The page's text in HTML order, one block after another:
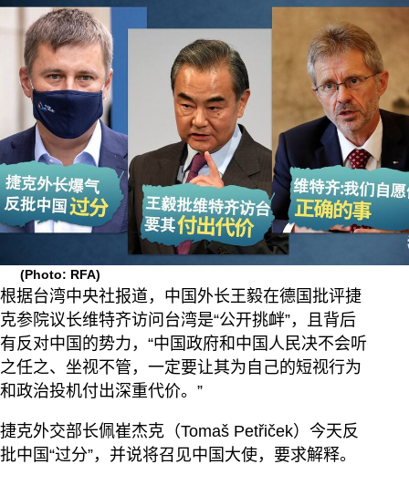
(Photo: RFA)
根据台湾中央社报道，中国外长王毅在德国批评捷
克参院议长维特齐访问台湾是“公开挑衅”，且背后
有反对中国的势力，“中国政府和中国人民决不会听
之任之、坐视不管，一定要让其为自己的短视行为
和政治投机付出深重代价。”
捷克外交部长佩崔杰克（Tomaš Petřiček）今天反
批中国“过分”，并说将召见中国大使，要求解释。